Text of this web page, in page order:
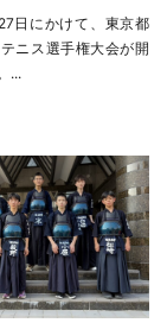
日にかけて、東京都
ニス選手権大会が開
...